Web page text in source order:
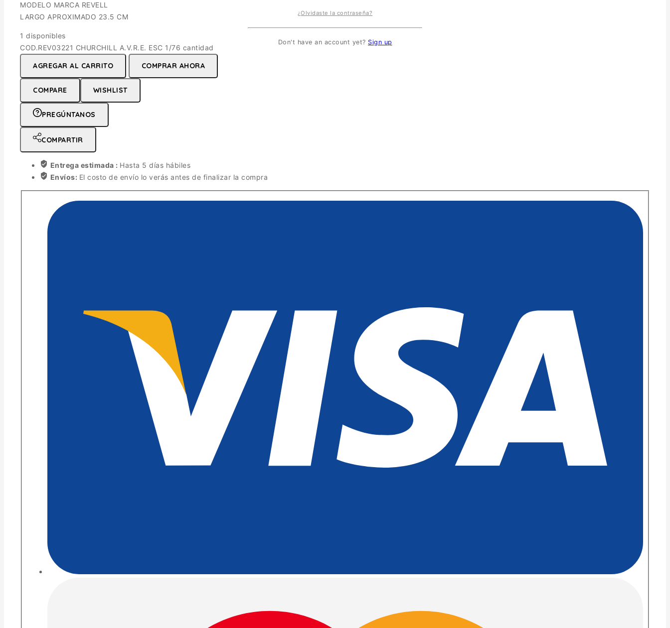
MODELO MARCA REVELL
LARGO APROXIMADO 23.5 CM
1 disponibles
COD.REV03221 CHURCHILL A.V.R.E. ESC 1/76 cantidad
AGREGAR AL CARRITO COMPRAR AHORA
COMPARE WISHLIST
PREGÚNTANOS
COMPARTIR
Entrega estimada : Hasta 5 días hábiles
Envíos: El costo de envío lo verás antes de finalizar la compra
¿Olvidaste la contraseña?
Don't have an account yet? Sign up